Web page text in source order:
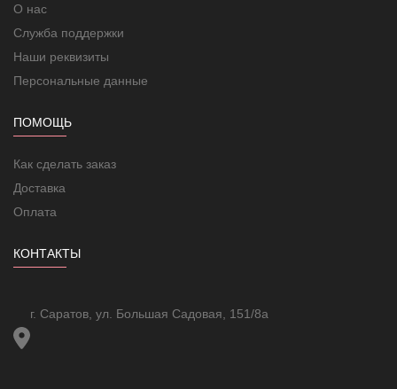
Температура включения/выключения(соответственно):
Изоляция нагревательного кабеля
Оболочка
О нас
Служба поддержки
Наши реквизиты
Персональные данные
ПОМОЩЬ
Как сделать заказ
Доставка
Оплата
КОНТАКТЫ
г. Саратов, ул. Большая Садовая, 151/8а